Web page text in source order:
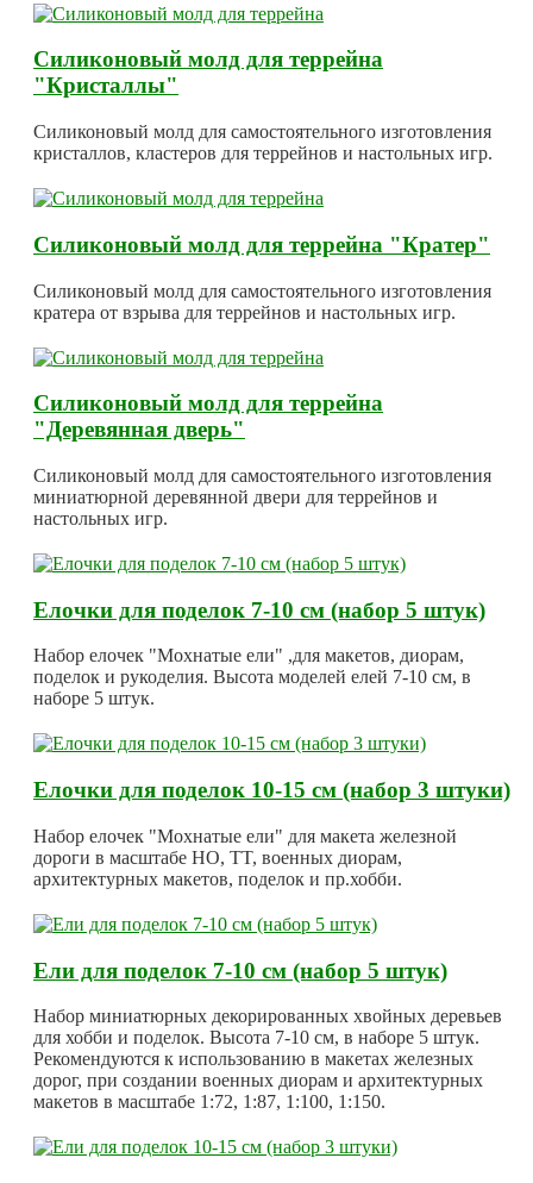
Силиконовый молд для террейна
"Кристаллы"
Силиконовый молд для самостоятельного изготовления
кристаллов, кластеров для террейнов и настольных игр.
Силиконовый молд для террейна "Кратер"
Силиконовый молд для самостоятельного изготовления
кратера от взрыва для террейнов и настольных игр.
Силиконовый молд для террейна
"Деревянная дверь"
Силиконовый молд для самостоятельного изготовления
миниатюрной деревянной двери для террейнов и
настольных игр.
Елочки для поделок 7-10 см (набор 5 штук)
Набор елочек "Мохнатые ели" ,для макетов, диорам,
поделок и рукоделия. Высота моделей елей 7-10 см, в
наборе 5 штук.
Елочки для поделок 10-15 см (набор 3 штуки)
Набор елочек "Мохнатые ели" для макета железной
дороги в масштабе HO, TT, военных диорам,
архитектурных макетов, поделок и пр.хобби.
Ели для поделок 7-10 см (набор 5 штук)
Набор миниатюрных декорированных хвойных деревьев
для хобби и поделок. Высота 7-10 см, в наборе 5 штук.
Рекомендуются к использованию в макетах железных
дорог, при создании военных диорам и архитектурных
макетов в масштабе 1:72, 1:87, 1:100, 1:150.